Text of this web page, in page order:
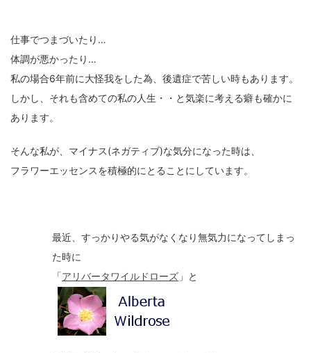
仕事でつまづいたり…
体調が悪かったり…
私の場合6年前に大怪我をした為、後遺症で苦しい時もあります。
しかし、それも含めての私の人生・・と気楽に考える癖も確かに
あります。
そんな私が、マイナス(ネガティブ)な気分になった時は、
フラワーエッセンスを積極的にとることにしています。
最近、すっかりやる気がなくなり無気力になってしまっ
た時に
「アリバータワイルドローズ 」と